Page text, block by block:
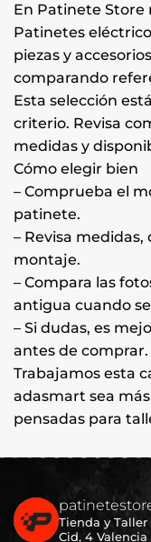
En Patinete
Patinetes
piezas y
comparando
Esta selección
criterio. Revisa
medidas y
Cómo elegir bien
– Comprueba el
patinete.
– Revisa
montaje.
– Compara las
antigua cuando
– Si dudas, es
antes de comprar.
Trabajamos esta
adasmart sea
pensadas para
Tienda y
Cid, 4 Valencia